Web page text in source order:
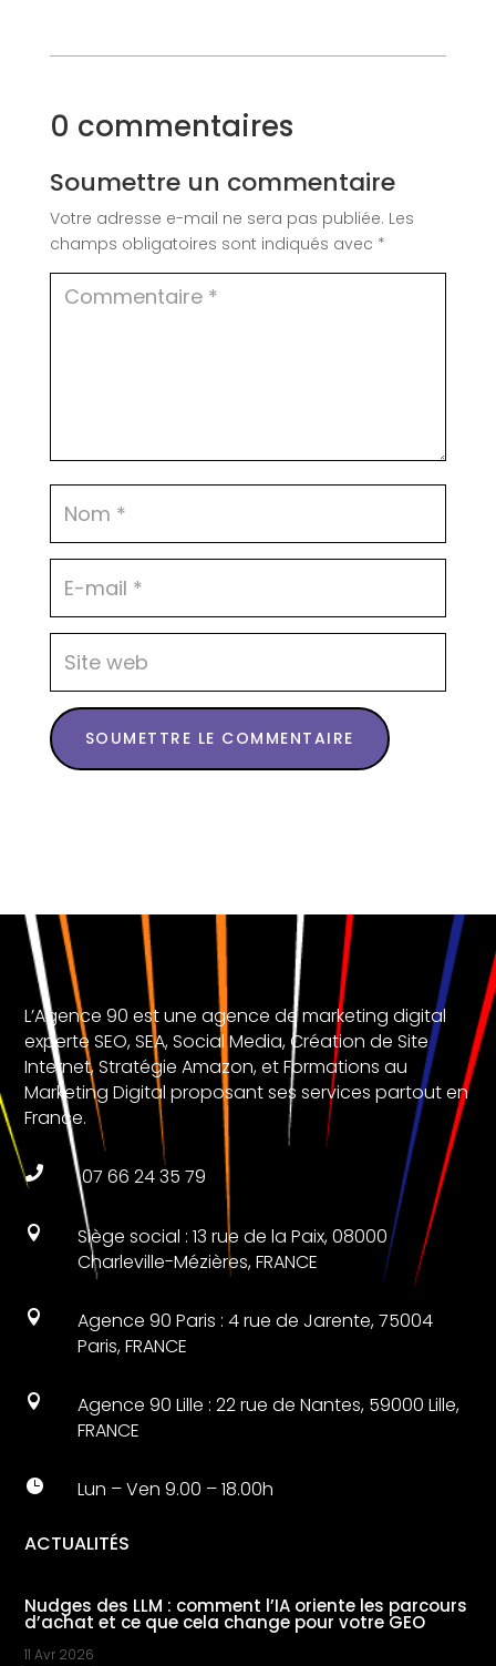
0 commentaires
Soumettre un commentaire
Votre adresse e-mail ne sera pas publiée. Les
champs obligatoires sont indiqués avec *
SOUMETTRE LE COMMENTAIRE
L’Agence 90 est une agence de marketing digital
experte SEO, SEA, Social Media, Création de Site
Internet, Stratégie Amazon, et Formations au
Marketing Digital proposant ses services partout en
France.
 07 66 24 35 79

Siège social : 13 rue de la Paix, 08000
Charleville-Mézières, FRANCE

Agence 90 Paris : 4 rue de Jarente, 75004
Paris, FRANCE

Agence 90 Lille : 22 rue de Nantes, 59000 Lille,
FRANCE
 Lun – Ven 9.00 – 18.00h
ACTUALITÉS
Nudges des LLM : comment l’IA oriente les parcours
d’achat et ce que cela change pour votre GEO
11 Avr 2026